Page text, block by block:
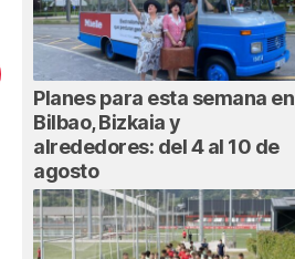
Planes para esta semana en
Bilbao, Bizkaia y
alrededores: del 4 al 10 de
agosto